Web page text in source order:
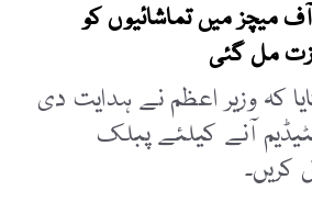
11: پلے آف میچز میں تماشائیوں کو
مل گئی
کہ وزیر اعظم نے ہدایت دی
آنے کیلئے پبلک
کریں۔